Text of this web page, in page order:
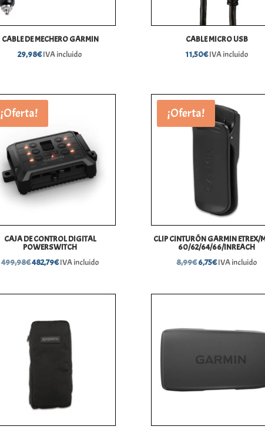
CABLE DE MECHERO GARMIN
29,98€IVA incluido
CABLE MICRO USB
11,50€IVA incluido
¡Oferta!
CAJA DE CONTROL DIGITAL
POWERSWITCH
499,98€El
482,79€ElIVA incluido
¡Oferta!
CLIP CINTURÓN GARMIN ETREX/
60/62/64/66/INREACH
8,99€El
6,75€ElIVA incluido